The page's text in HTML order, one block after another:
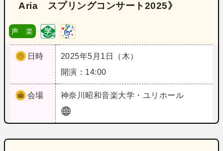
Aria スプリングコンサート2025》
声 楽
日時
2025年5月1日（木）
開演：14:00
会場 神奈川 昭和音楽大学・ユリホール